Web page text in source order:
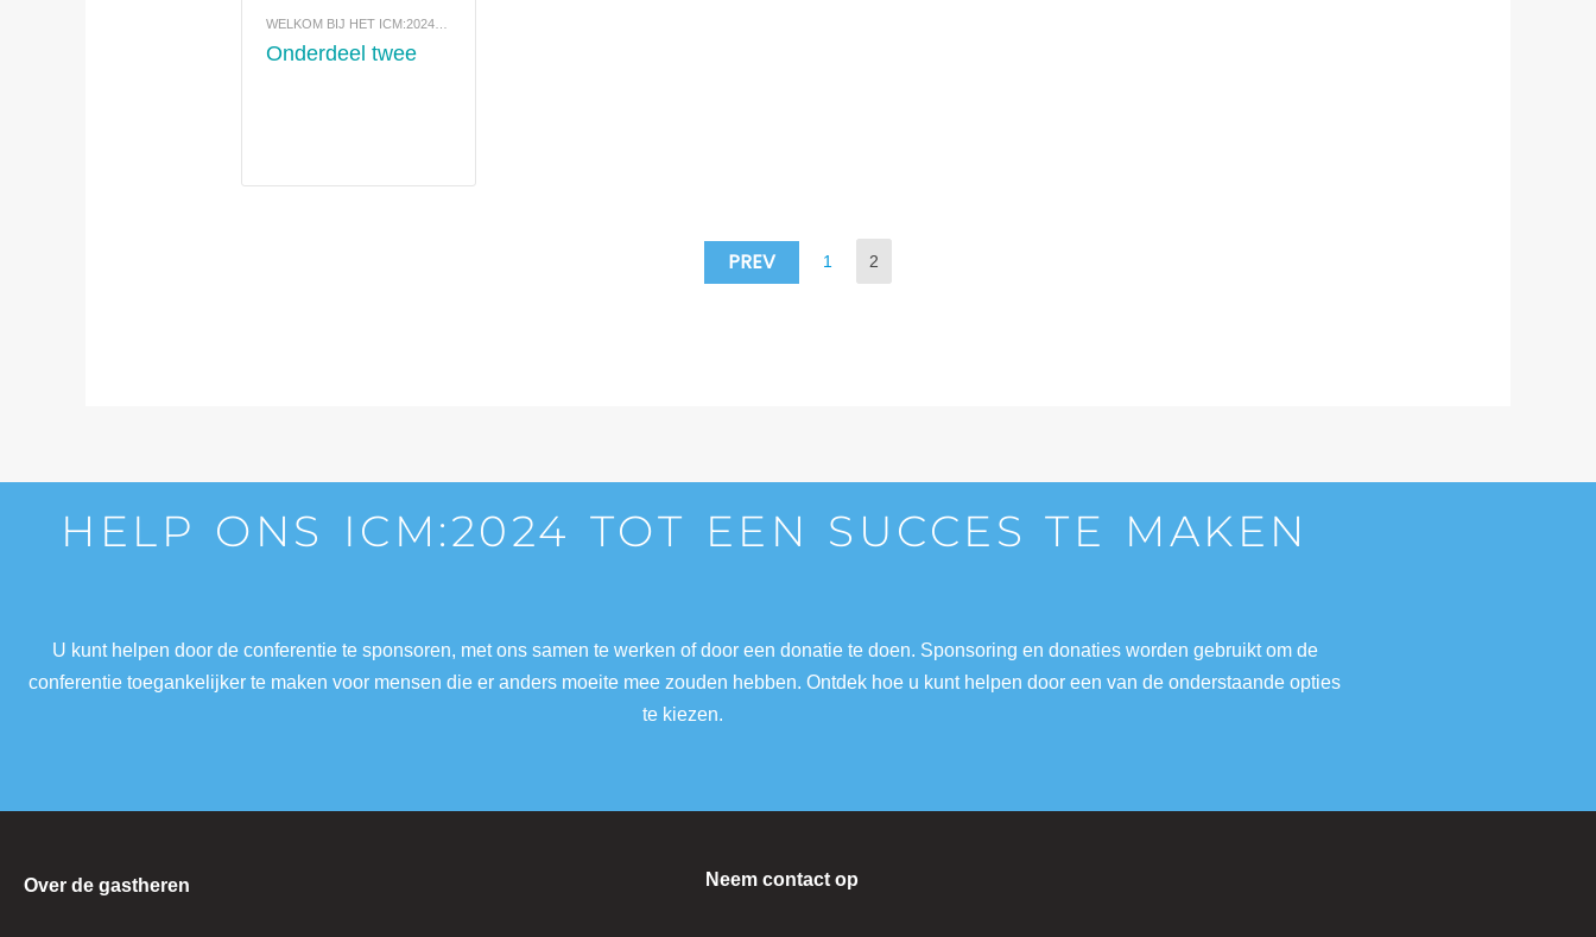
WELKOM BIJ HET ICM:2024-COMMUNITYPORTAAL
Onderdeel twee
PREV 1 2
HELP ONS ICM:2024 TOT EEN SUCCES TE MAKEN
U kunt helpen door de conferentie te sponsoren, met ons samen te werken of door een donatie te doen. Sponsoring en donaties worden gebruikt om de
conferentie toegankelijker te maken voor mensen die er anders moeite mee zouden hebben. Ontdek hoe u kunt helpen door een van de onderstaande opties
te kiezen.
Over de gastheren Neem contact op